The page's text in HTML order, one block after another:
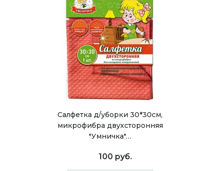
Салфетка д/уборки 30*30см,
микрофибра двухсторонняя
"Умничка"…
100 руб.